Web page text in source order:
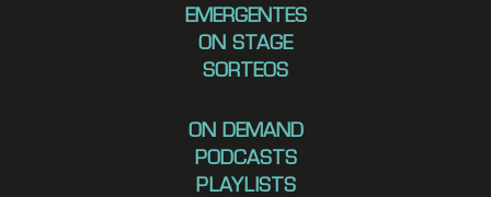
EMERGENTES
ON STAGE
SORTEOS
ON DEMAND
PODCASTS
PLAYLISTS